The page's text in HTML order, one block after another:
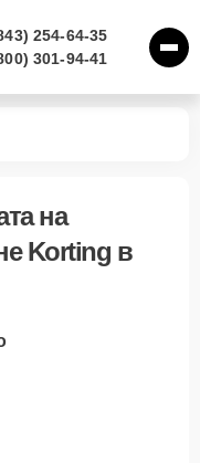
254-64-35
301-94-41
на
Korting в